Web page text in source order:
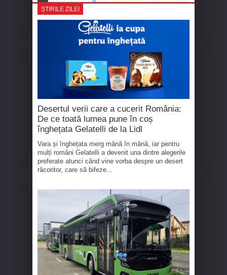
ȘTIRILE ZILEI
Desertul verii care a cucerit România:
De ce toată lumea pune în coș
înghețata Gelatelli de la Lidl
Vara și înghețata merg mână în mână, iar pentru
mulți români Gelatelli a devenit una dintre alegerile
preferate atunci când vine vorba despre un desert
răcoritor, care să bifeze...